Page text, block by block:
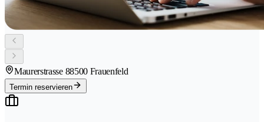
Maurerstrasse 88500 Frauenfeld
Termin reservieren